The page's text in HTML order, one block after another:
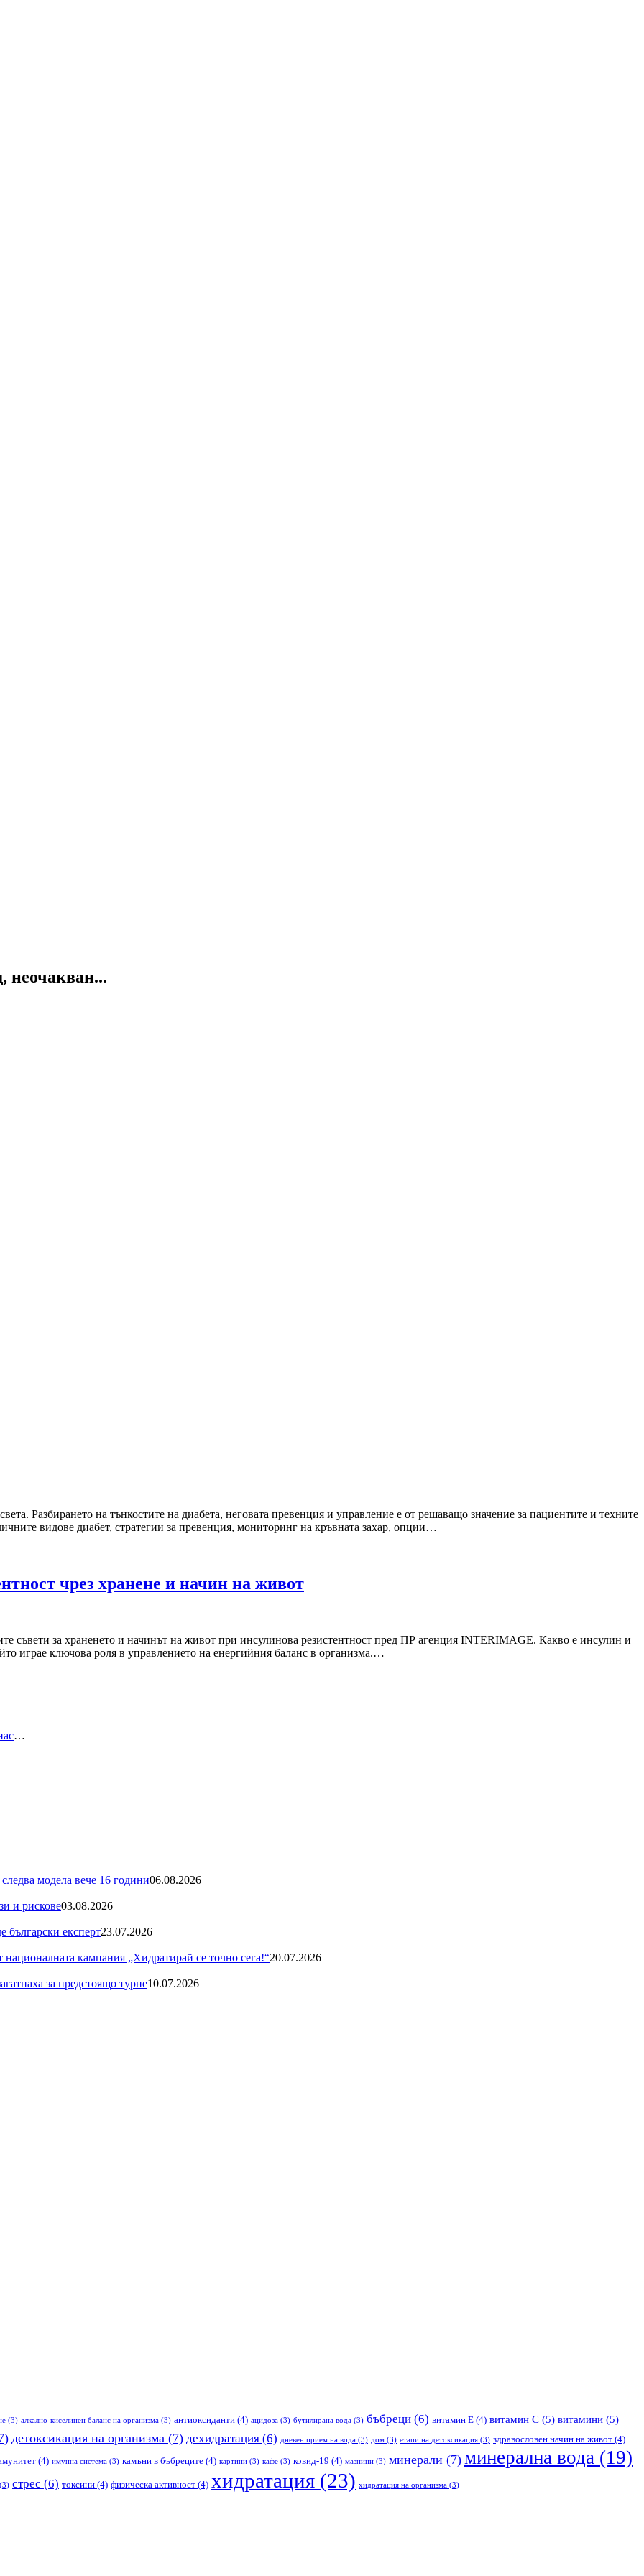
неочакван...
Разбирането на тънкостите на диабета, неговата превенция и управление е от решаващо значение за пациентите и техните
видове диабет, стратегии за превенция, мониторинг на кръвната захар, опции…
чрез хранене и начин на живот
съвети за храненето и начинът на живот при инсулинова резистентност пред ПР агенция INTERIMAGE. Какво е инсулин и
играе ключова роля в управлението на енергийния баланс в организма.…
…
модела вече 16 години06.08.2026
и рискове03.08.2026
български експерт23.07.2026
кампания „Хидратирай се точно сега!“20.07.2026
за предстоящо турне10.07.2026
(3) алкално-киселинен баланс на организма (3) антиоксиданти (4) ацидоза (3) бутилирана вода (3) бъбреци (6) витамин Е (4) витамин С (5) витамини (5)
детоксикация на организма (7) дехидратация (6) дневен прием на вода (3) дом (3) етапи на детоксикация (3) здравословен начин на живот (4)
(4) имунна система (3) камъни в бъбреците (4) картини (3) кафе (3) ковид-19 (4) мазнини (3) минерали (7) минерална вода (19)
стрес (6) токсини (4) физическа активност (4) хидратация (23) хидратация на организма (3)